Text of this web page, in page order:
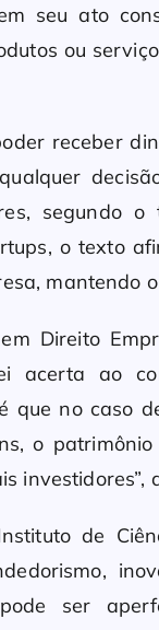
seu ato
ou
receber
segundo
o texto
mantendo
Direito
acerta ao
que no caso
o
investidores”,
de
ser